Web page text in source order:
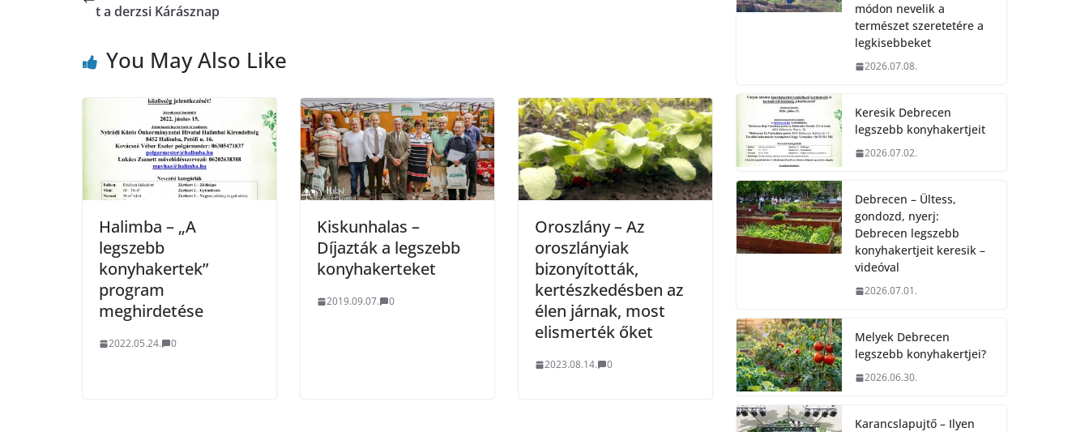
t a derzsi Kárásznap
You May Also Like
Halimba – „A
legszebb
konyhakertek”
program
meghirdetése
2022.05.24. 0
Kiskunhalas –
Díjazták a legszebb
konyhakerteket
2019.09.07. 0
Oroszlány – Az
oroszlányiak
bizonyították,
kertészkedésben az
élen járnak, most
elismerték őket
2023.08.14. 0
módon nevelik a
természet szeretetére a
legkisebbeket
2026.07.08.
Keresik Debrecen
legszebb konyhakertjeit
2026.07.02.
Debrecen – Ültess,
gondozd, nyerj:
Debrecen legszebb
konyhakertjeit keresik –
videóval
2026.07.01.
Melyek Debrecen
legszebb konyhakertjei?
2026.06.30.
Karancslapujtő – Ilyen